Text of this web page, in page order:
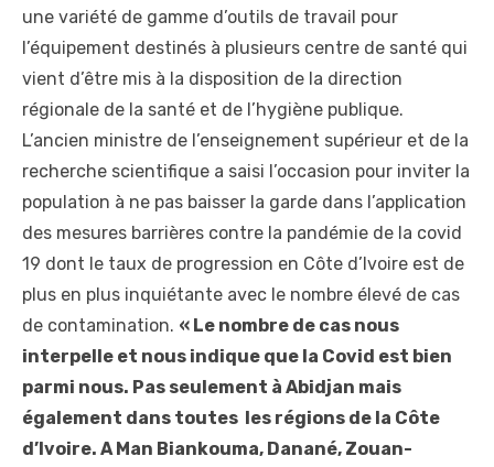
une variété de gamme d’outils de travail pour
l’équipement destinés à plusieurs centre de santé qui
vient d’être mis à la disposition de la direction
régionale de la santé et de l’hygiène publique.
L’ancien ministre de l’enseignement supérieur et de la
recherche scientifique a saisi l’occasion pour inviter la
population à ne pas baisser la garde dans l’application
des mesures barrières contre la pandémie de la covid
19 dont le taux de progression en Côte d’Ivoire est de
plus en plus inquiétante avec le nombre élevé de cas
de contamination. « Le nombre de cas nous
interpelle et nous indique que la Covid est bien
parmi nous. Pas seulement à Abidjan mais
également dans toutes les régions de la Côte
d’Ivoire. A Man Biankouma, Danané, Zouan-